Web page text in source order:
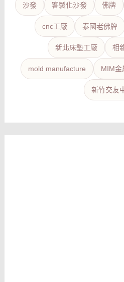
沙發 客製化沙發 佛牌
cnc工廠 泰國老佛牌
新北床墊工廠 相
mold manufacture MIM金
新竹交友